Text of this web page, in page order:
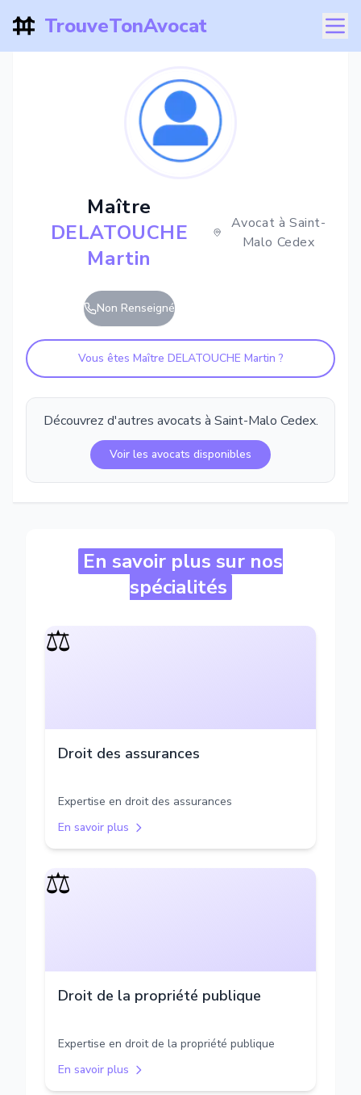
TrouveTonAvocat
Maître
DELATOUCHE
Martin
Avocat àSaint-
Malo Cedex
Non Renseigné
Vous êtes Maître DELATOUCHE Martin ?
Découvrez d'autres avocats à Saint-Malo Cedex.
Voir les avocats disponibles
En savoir plus sur nos
spécialités
⚖️
Droit des assurances
Expertise en droit des assurances
En savoir plus
⚖️
Droit de la propriété publique
Expertise en droit de la propriété publique
En savoir plus